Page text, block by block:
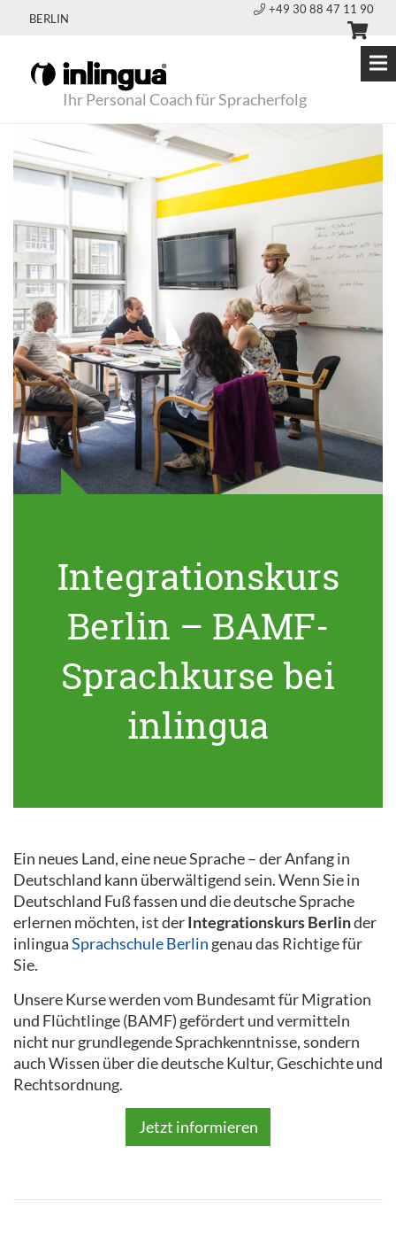
BERLIN
+49 30 88 47 11 90
Ihr Personal Coach für Spracherfolg
Integrationskurs
Berlin – BAMF-
Sprachkurse bei
inlingua
Ein neues Land, eine neue Sprache – der Anfang in
Deutschland kann überwältigend sein. Wenn Sie in
Deutschland Fuß fassen und die deutsche Sprache
erlernen möchten, ist derIntegrationskurs Berlinder
inlinguaSprachschule Berlin genau das Richtige für
Sie.
Unsere Kurse werden vom Bundesamt für Migration
und Flüchtlinge (BAMF) gefördert und vermitteln
nicht nur grundlegende Sprachkenntnisse, sondern
auch Wissen über die deutsche Kultur, Geschichte und
Rechtsordnung.
Jetzt informieren